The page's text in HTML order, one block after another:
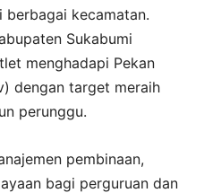
berbagai kecamatan.
Sukabumi
menghadapi Pekan
dengan target meraih
perunggu.
pembinaan,
bagi perguruan dan